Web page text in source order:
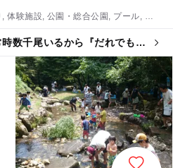
体験施設, 公園・総合公園, プール, 自
時数千尾いるから『だれでも簡